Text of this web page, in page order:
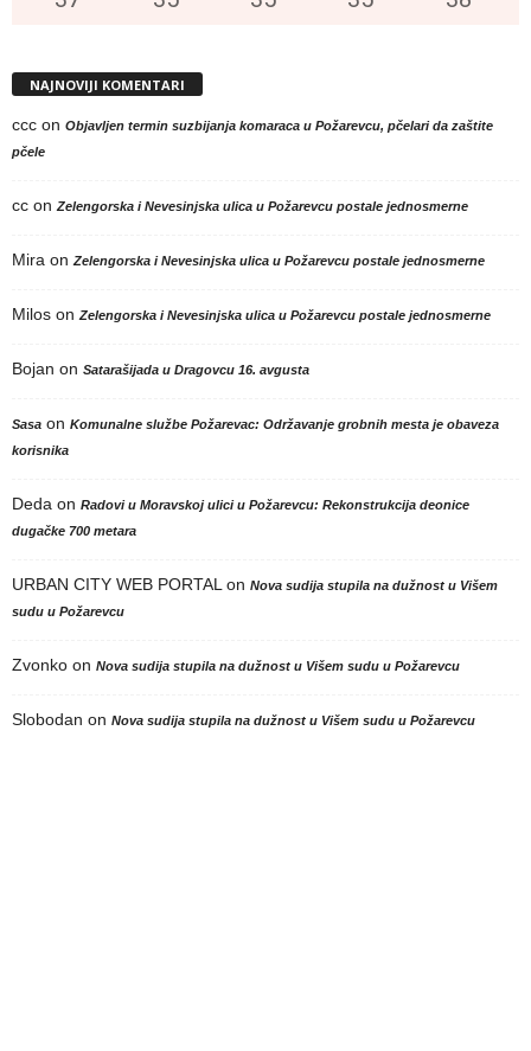
NAJNOVIJI KOMENTARI
ccc on Objavljen termin suzbijanja komaraca u Požarevcu, pčelari da zaštite
pčele
cc on Zelengorska i Nevesinjska ulica u Požarevcu postale jednosmerne
Mira on Zelengorska i Nevesinjska ulica u Požarevcu postale jednosmerne
Milos on Zelengorska i Nevesinjska ulica u Požarevcu postale jednosmerne
Bojan on Satarašijada u Dragovcu 16. avgusta
Sasa on Komunalne službe Požarevac: Održavanje grobnih mesta je obaveza
korisnika
Deda on Radovi u Moravskoj ulici u Požarevcu: Rekonstrukcija deonice
dugačke 700 metara
URBAN CITY WEB PORTAL on Nova sudija stupila na dužnost u Višem
sudu u Požarevcu
Zvonko on Nova sudija stupila na dužnost u Višem sudu u Požarevcu
Slobodan on Nova sudija stupila na dužnost u Višem sudu u Požarevcu